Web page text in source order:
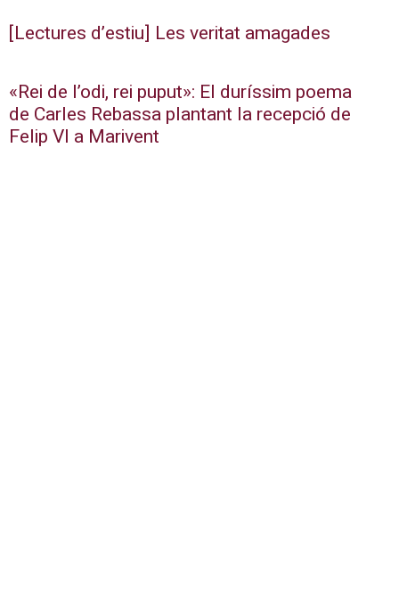
[Lectures d’estiu] Les veritat amagades
«Rei de l’odi, rei puput»: El duríssim poema
de Carles Rebassa plantant la recepció de
Felip VI a Marivent